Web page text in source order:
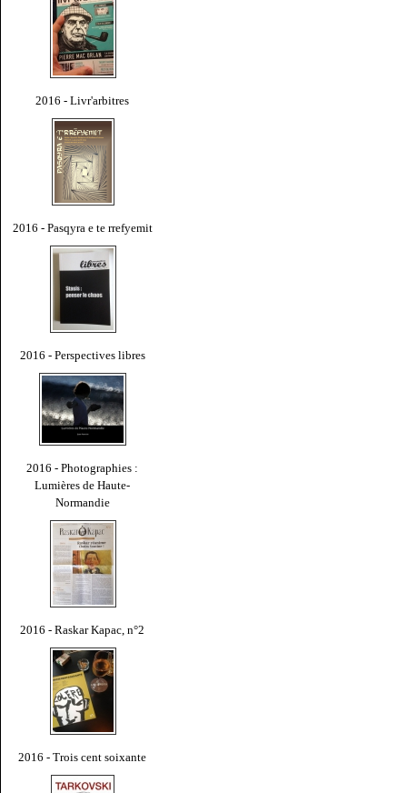
2016 - Livr'arbitres
2016 - Pasqyra e te rrefyemit
2016 - Perspectives libres
2016 - Photographies :
Lumières de Haute-
Normandie
2016 - Raskar Kapac, n°2
2016 - Trois cent soixante